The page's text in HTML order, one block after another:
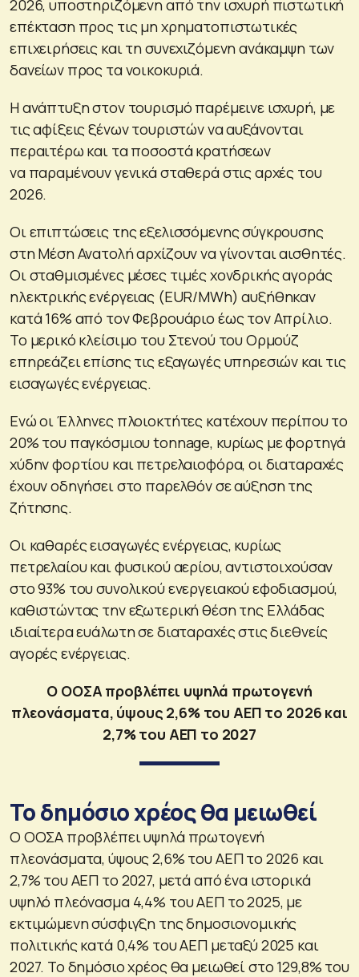
2026, υποστηριζόμενη από την ισχυρή πιστωτική
επέκταση προς τις μη χρηματοπιστωτικές
επιχειρήσεις και τη συνεχιζόμενη ανάκαμψη των
δανείων προς τα νοικοκυριά.
Η ανάπτυξη στον τουρισμό παρέμεινε ισχυρή, με
τις αφίξεις ξένων τουριστών να αυξάνονται
περαιτέρω και τα ποσοστά κρατήσεων
να παραμένουν γενικά σταθερά στις αρχές του
2026.
Οι επιπτώσεις της εξελισσόμενης σύγκρουσης
στη Μέση Ανατολή αρχίζουν να γίνονται αισθητές.
Οι σταθμισμένες μέσες τιμές χονδρικής αγοράς
ηλεκτρικής ενέργειας (EUR/MWh) αυξήθηκαν
κατά 16% από τον Φεβρουάριο έως τον Απρίλιο.
Το μερικό κλείσιμο του Στενού του Ορμούζ
επηρεάζει επίσης τις εξαγωγές υπηρεσιών και τις
εισαγωγές ενέργειας.
Ενώ οι Έλληνες πλοιοκτήτες κατέχουν περίπου το
20% του παγκόσμιου tonnage, κυρίως με φορτηγά
χύδην φορτίου και πετρελαιοφόρα, οι διαταραχές
έχουν οδηγήσει στο παρελθόν σε αύξηση της
ζήτησης.
Οι καθαρές εισαγωγές ενέργειας, κυρίως
πετρελαίου και φυσικού αερίου, αντιστοιχούσαν
στο 93% του συνολικού ενεργειακού εφοδιασμού,
καθιστώντας την εξωτερική θέση της Ελλάδας
ιδιαίτερα ευάλωτη σε διαταραχές στις διεθνείς
αγορές ενέργειας.
Ο ΟΟΣΑ προβλέπει υψηλά πρωτογενή
πλεονάσματα, ύψους 2,6% του ΑΕΠ το 2026 και
2,7% του ΑΕΠ το 2027
Το δημόσιο χρέος θα μειωθεί
Ο ΟΟΣΑ προβλέπει υψηλά πρωτογενή
πλεονάσματα, ύψους 2,6% του ΑΕΠ το 2026 και
2,7% του ΑΕΠ το 2027, μετά από ένα ιστορικά
υψηλό πλεόνασμα 4,4% του ΑΕΠ το 2025, με
εκτιμώμενη σύσφιγξη της δημοσιονομικής
πολιτικής κατά 0,4% του ΑΕΠ μεταξύ 2025 και
2027. Το δημόσιο χρέος θα μειωθεί στο 129,8% του